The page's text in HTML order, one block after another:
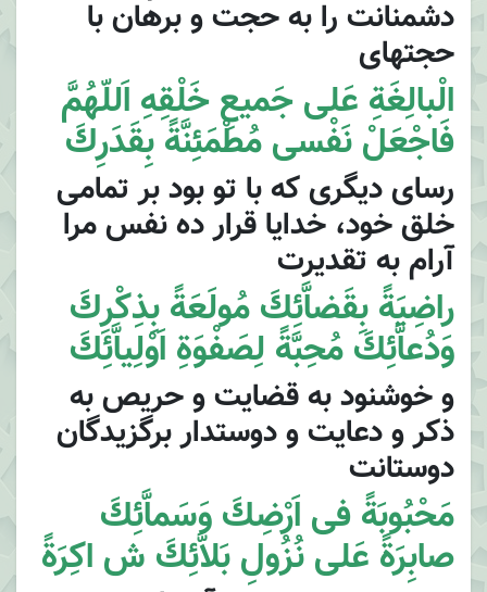
دشمنانت را به حجت و برهان با
حجتهاى
الْبالِغَةِ عَلى جَميعِ خَلْقِهِ اَللّهُمَّ
فَاجْعَلْ نَفْسى مُطْمَئِنَّةً بِقَدَرِكَ
رساى ديگرى كه با تو بود بر تمامى
خلق خود، خدايا قرار ده نفس مرا
آرام به تقديرت
راضِيَةً بِقَضاَّئِكَ مُولَعَةً بِذِكْرِكَ
وَدُعاَّئِكَ مُحِبَّةً لِصَفْوَةِ اَوْلِياَّئِكَ
و خوشنود به قضايت و حريص به
ذكر و دعايت و دوستدار برگزيدگان
دوستانت
مَحْبُوبَةً فى اَرْضِكَ وَسَماَّئِكَ
صابِرَةً عَلى نُزُولِ بَلاَّئِكَ ش اكِرَةً